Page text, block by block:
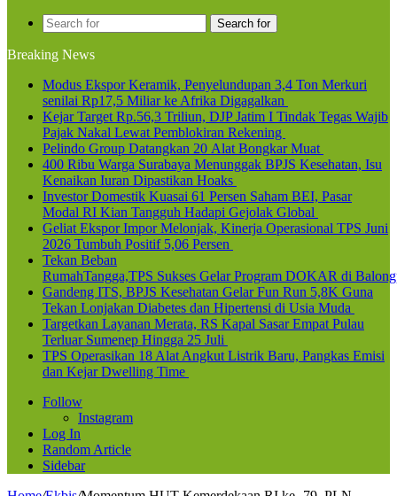
Search for
Breaking News
Modus Ekspor Keramik, Penyelundupan 3,4 Ton Merkuri
senilai Rp17,5 Miliar ke Afrika Digagalkan
Kejar Target Rp.56,3 Triliun, DJP Jatim I Tindak Tegas Wajib
Pajak Nakal Lewat Pemblokiran Rekening
Pelindo Group Datangkan 20 Alat Bongkar Muat
400 Ribu Warga Surabaya Menunggak BPJS Kesehatan, Isu
Kenaikan Iuran Dipastikan Hoaks
Investor Domestik Kuasai 61 Persen Saham BEI, Pasar
Modal RI Kian Tangguh Hadapi Gejolak Global
Geliat Ekspor Impor Melonjak, Kinerja Operasional TPS Juni
2026 Tumbuh Positif 5,06 Persen
Tekan Beban
RumahTangga,TPS Sukses Gelar Program DOKAR di
Gandeng ITS, BPJS Kesehatan Gelar Fun Run 5,8K Guna
Tekan Lonjakan Diabetes dan Hipertensi di Usia Muda
Targetkan Layanan Merata, RS Kapal Sasar Empat Pulau
Terluar Sumenep Hingga 25 Juli
TPS Operasikan 18 Alat Angkut Listrik Baru, Pangkas Emisi
dan Kejar Dwelling Time
Follow
Instagram
Log In
Random Article
Sidebar